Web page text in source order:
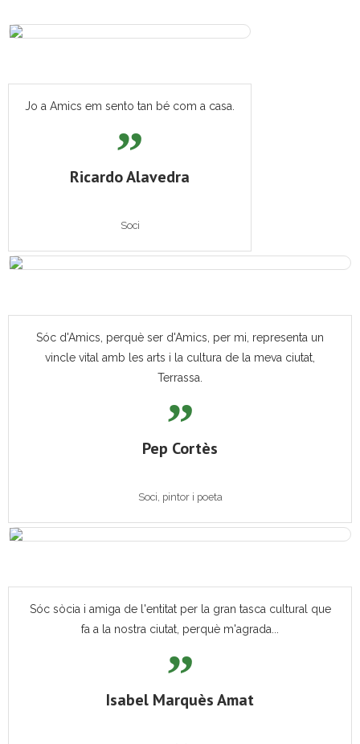
Jo a Amics em sento tan bé com a casa.
Ricardo Alavedra
Soci
Sóc d'Amics, perquè ser d'Amics, per mi, representa un
vincle vital amb les arts i la cultura de la meva ciutat,
Terrassa.
Pep Cortès
Soci, pintor i poeta
Sóc sòcia i amiga de l'entitat per la gran tasca cultural que
fa a la nostra ciutat, perquè m'agrada...
Isabel Marquès Amat